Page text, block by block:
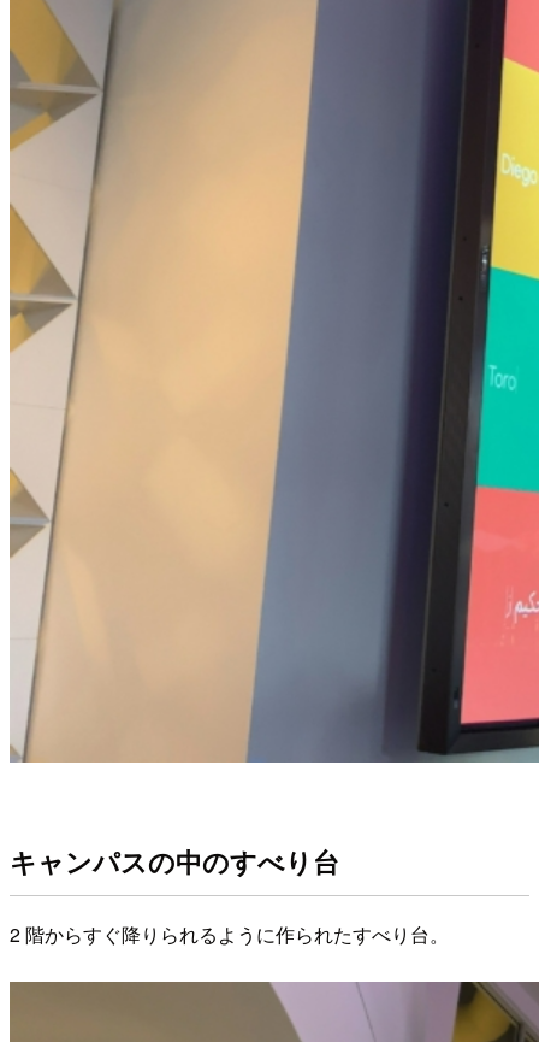
キャンパスの中のすべり台
2 階からすぐ降りられるように作られたすべり台。